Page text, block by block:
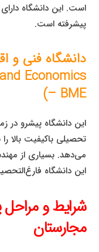
است. این دانشگاه
پیشرفته است.
Economics
– BME)
این دانشگاه پیشرو در
تحصیلی باکیفیت بالا
می‌دهد. بسیاری از
این دانشگاه
شرایط و
مجارستان